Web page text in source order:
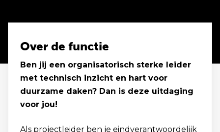
Over de functie
Ben jij een organisatorisch sterke leider
met technisch inzicht en hart voor
duurzame daken? Dan is deze uitdaging
voor jou!
Als projectleider ben je eindverantwoordelijk